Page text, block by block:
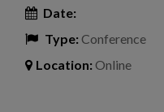
Date:
Type:Conference
Location:Online